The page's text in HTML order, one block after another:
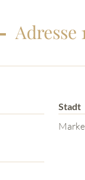
Adresse 1
Stadt